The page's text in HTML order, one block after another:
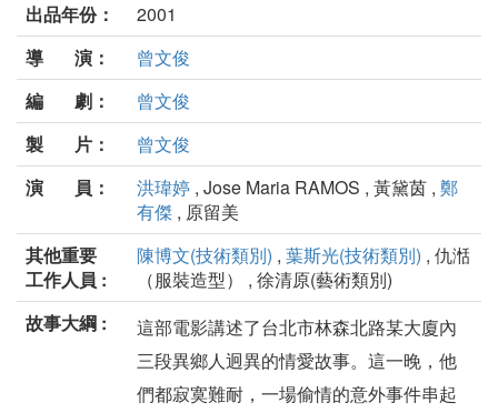
出品年份：
2001
導 演：
曾文俊
編 劇：
曾文俊
製 片：
曾文俊
演 員：
洪瑋婷 , Jose Maria RAMOS , 黃黛茵 , 鄭
有傑 , 原留美
其他重要
工作人員 :
陳博文(技術類別) , 葉斯光(技術類別) , 仇湉
（服裝造型） , 徐清原(藝術類別)
故事大綱 :
這部電影講述了台北市林森北路某大廈內
三段異鄉人迥異的情愛故事。這一晚，他
們都寂寞難耐，一場偷情的意外事件串起